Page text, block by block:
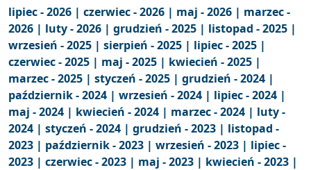
lipiec - 2026 | czerwiec - 2026 | maj - 2026 | marzec -
2026 | luty - 2026 | grudzień - 2025 | listopad - 2025 |
wrzesień - 2025 | sierpień - 2025 | lipiec - 2025 |
czerwiec - 2025 | maj - 2025 | kwiecień - 2025 |
marzec - 2025 | styczeń - 2025 | grudzień - 2024 |
październik - 2024 | wrzesień - 2024 | lipiec - 2024 |
maj - 2024 | kwiecień - 2024 | marzec - 2024 | luty -
2024 | styczeń - 2024 | grudzień - 2023 | listopad -
2023 | październik - 2023 | wrzesień - 2023 | lipiec -
2023 | czerwiec - 2023 | maj - 2023 | kwiecień - 2023 |